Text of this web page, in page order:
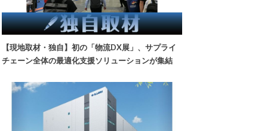
【現地取材・独自】初の「物流DX展」、サプライ
チェーン全体の最適化支援ソリューションが集結